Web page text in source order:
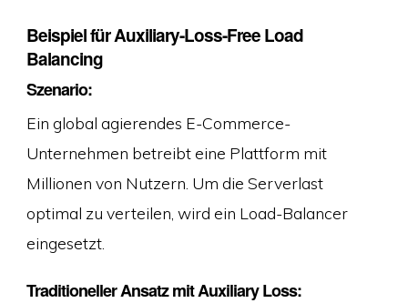
Beispiel für Auxiliary-Loss-Free Load
Balancing
Szenario:
Ein global agierendes E-Commerce-
Unternehmen betreibt eine Plattform mit
Millionen von Nutzern. Um die Serverlast
optimal zu verteilen, wird ein Load-Balancer
eingesetzt.
Traditioneller Ansatz mit Auxiliary Loss: